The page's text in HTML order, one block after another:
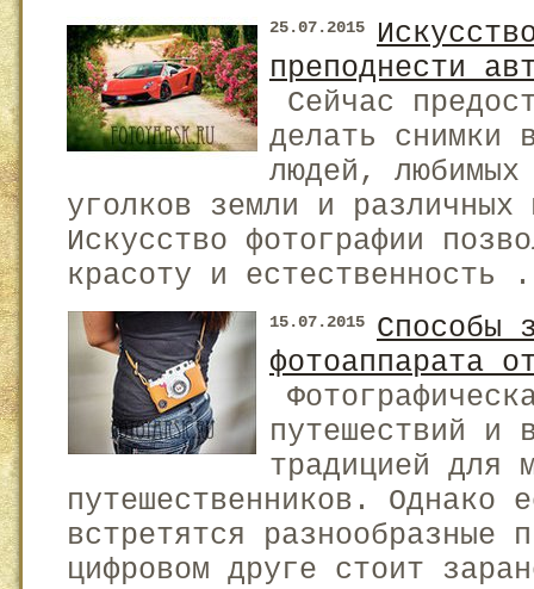
25.07.2015
преподнести
Сейчас
делать снимки
людей,
уголков земли и различных
Искусство фотографии
красоту и
15.07.2015
Способы
фотоаппарата
путешествий и
традицией для
путешественников. Однако
встретятся разнообразные
цифровом друге стоит